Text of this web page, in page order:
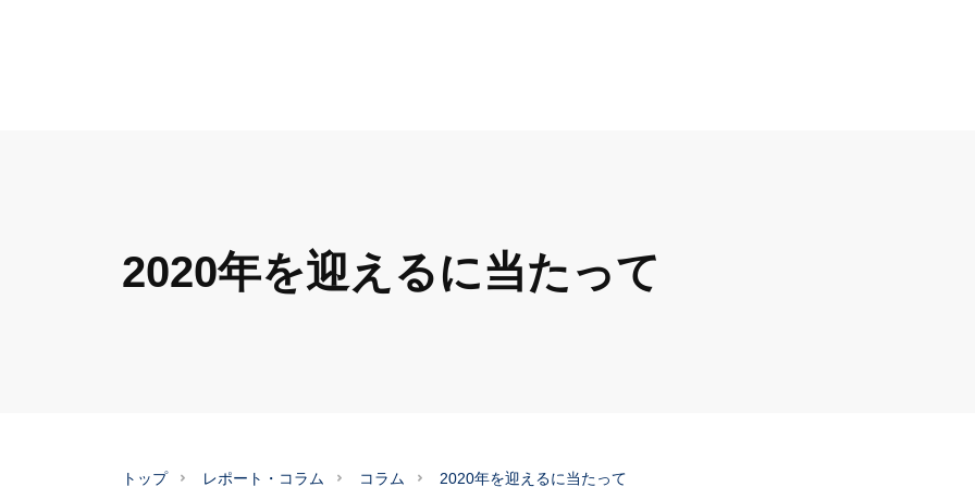
2020年を迎えるに当たって
トップ レポート・コラム コラム 2020年を迎えるに当たって